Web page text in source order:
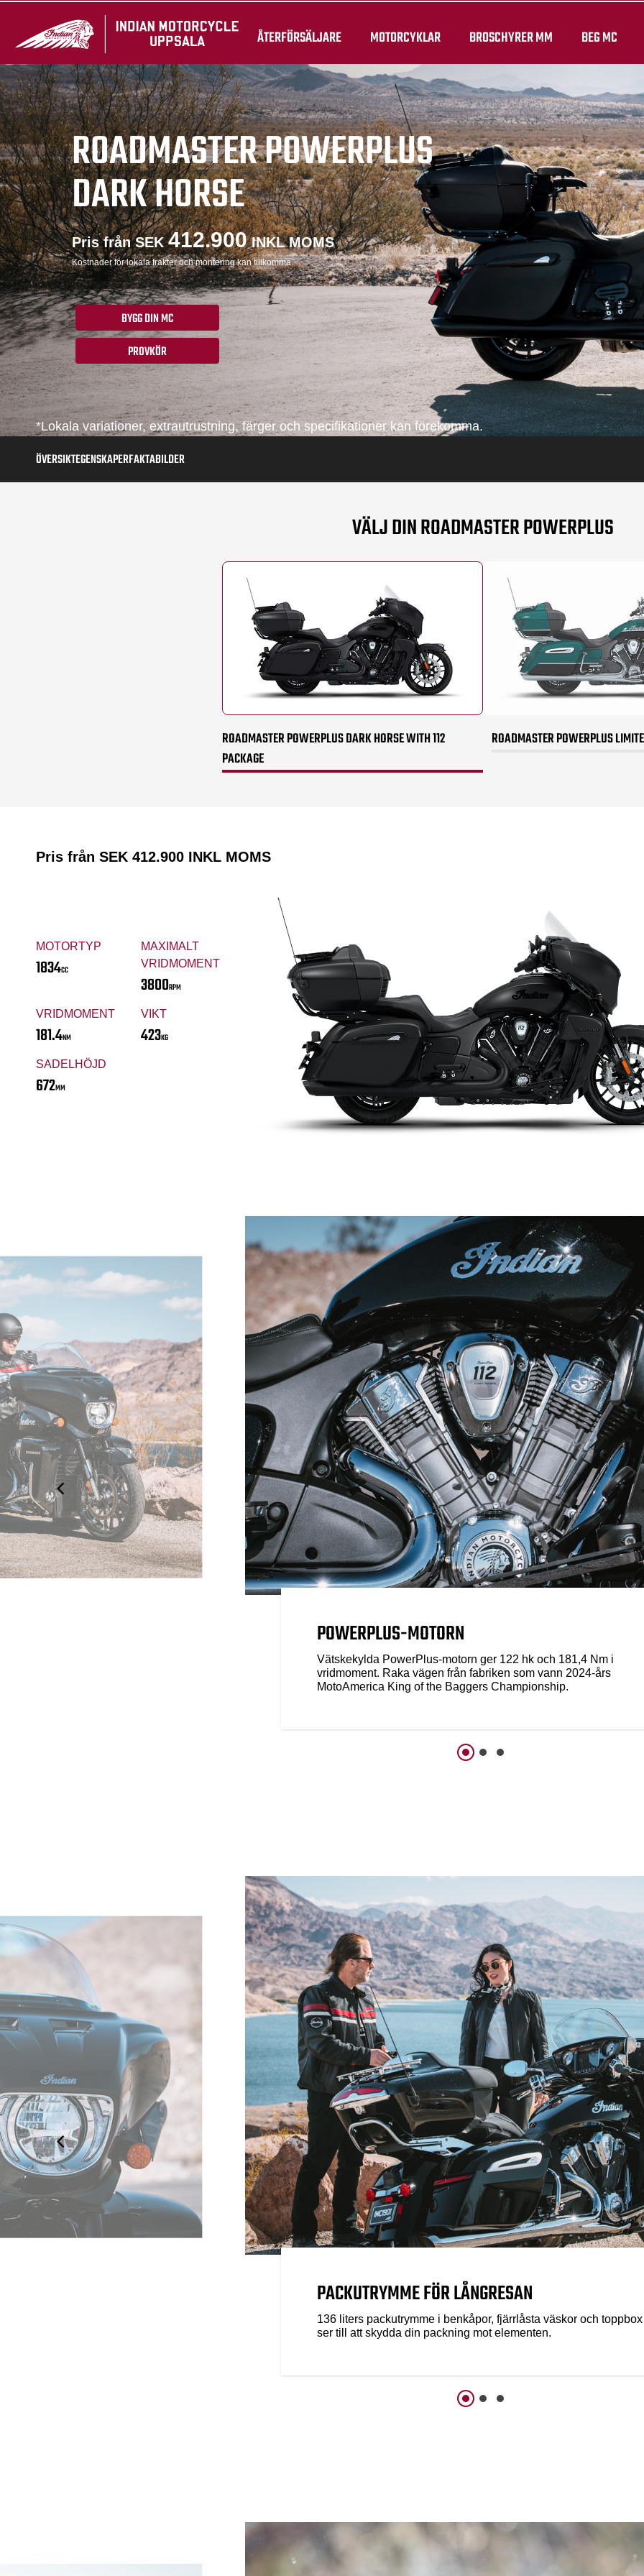
ÅTERFÖRSÄLJARE MOTORCYKLAR BROSCHYRER MM BEG MC
ROADMASTER POWERPLUS
DARK HORSE
Pris från SEK412.900INKL MOMS
Kostnader för lokala frakter och montering kan tillkomma.
BYGG DIN MC
PROVKÖR
*Lokala variationer, extrautrustning, färger och specifikationer kan förekomma.
ÖVERSIKTEGENSKAPERFAKTABILDER
VÄLJ DIN ROADMASTER POWERPLUS
ROADMASTER POWERPLUS DARK HORSE WITH 112
PACKAGE
ROADMASTER POWERPLUS
Pris från SEK 412.900 INKL MOMS
MOTORTYP
1834CC
MAXIMALT
VRIDMOMENT
3800RPM
VRIDMOMENT
181.4NM
VIKT
423KG
SADELHÖJD
672MM
POWERPLUS-MOTORN
Vätskekylda PowerPlus-motorn ger 122 hk och 181,4 Nm i
vridmoment. Raka vägen från fabriken som vann 2024-års
MotoAmerica King of the Baggers Championship.
PACKUTRYMME FÖR LÅNGRESAN
136 liters packutrymme i benkåpor, fjärrlåsta väskor och toppbox
ser till att skydda din packning mot elementen.